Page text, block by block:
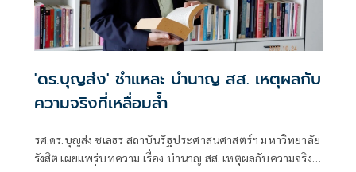
'ดร.บุญส่ง' ชำแหละ บำนาญ สส. เหตุผลกับ
ความจริงที่เหลื่อมล้ำ
รศ.ดร.บุญส่ง ชเลธร สถาบันรัฐประศาสนศาสตร์ฯ มหาวิทยาลัย
รังสิต เผยแพร่บทความ เรื่อง บำนาญ สส. เหตุผลกับความจริงที่